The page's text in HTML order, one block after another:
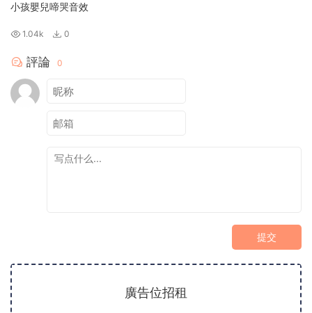
小孩嬰兒啼哭音效
1.04k 0
評論 0
提交
廣告位招租